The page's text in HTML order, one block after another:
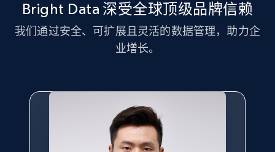
URL, ID, User id, Use url, Title, Headline, Post
text, Date posted, and more.
X (formerly Twitter) - Posts
ID, User posted, Name, Description, Date
Bright Data 深受全球顶级品牌信赖
我们通过安全、可扩展且灵活的数据管理，助力企
业增长。